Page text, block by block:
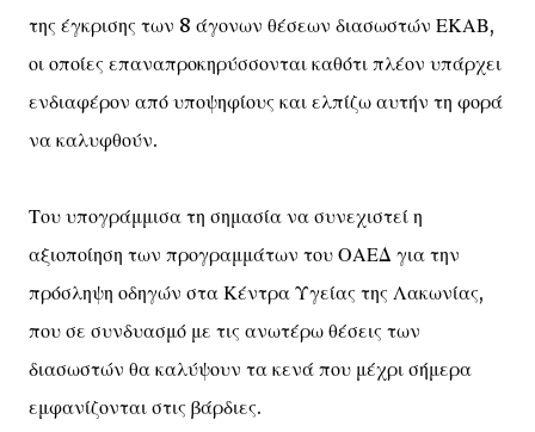
της έγκρισης των 8 άγονων θέσεων διασωστών ΕΚΑΒ,
οι οποίες επαναπροκηρύσσονται καθότι πλέον υπάρχει
ενδιαφέρον από υποψηφίους και ελπίζω αυτήν τη φορά
να καλυφθούν.
Του υπογράμμισα τη σημασία να συνεχιστεί η
αξιοποίηση των προγραμμάτων του ΟΑΕΔ για την
πρόσληψη οδηγών στα Κέντρα Υγείας της Λακωνίας,
που σε συνδυασμό με τις ανωτέρω θέσεις των
διασωστών θα καλύψουν τα κενά που μέχρι σήμερα
εμφανίζονται στις βάρδιες.